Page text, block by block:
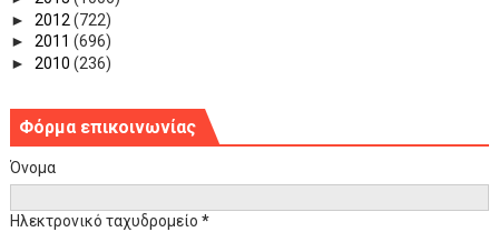
► 2012 (722)
► 2011 (696)
► 2010 (236)
Φόρμα επικοινωνίας
Όνομα
Ηλεκτρονικό ταχυδρομείο *